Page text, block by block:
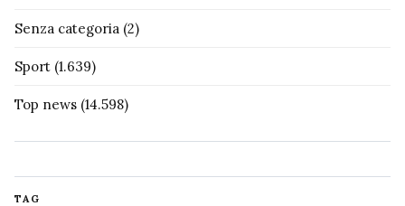
Senza categoria (2)
Sport (1.639)
Top news (14.598)
TAG